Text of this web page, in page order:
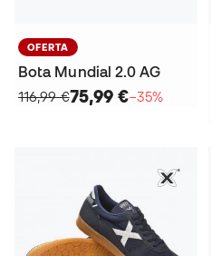
OFERTA
Bota Mundial 2.0 AG
116,99 €75,99 €−35%